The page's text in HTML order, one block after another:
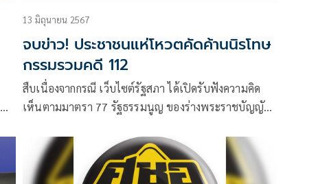
13 มิถุนายน 2567
จบข่าว! ประชาชนแห่โหวตคัดค้านนิรโทษ
กรรมรวมคดี 112
สืบเนื่องจากกรณี เว็บไซต์รัฐสภา ได้เปิดรับฟังความคิด
เห็นตามมาตรา 77 รัฐธรรมนูญ ของร่างพระราชบัญญัติ
เจริญ ทนายความจากศูนย์ทนายความเพื่อ